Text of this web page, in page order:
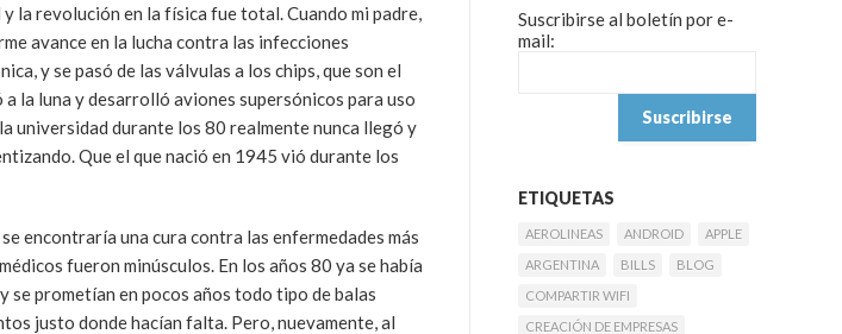
la revolución en la física fue total. Cuando mi padre,
avance en la lucha contra las infecciones
y se pasó de las válvulas a los chips, que son el
la luna y desarrolló aviones supersónicos para uso
universidad durante los 80 realmente nunca llegó y
Que el que nació en 1945 vió durante los
encontraría una cura contra las enfermedades más
fueron minúsculos. En los años 80 ya se había
prometían en pocos años todo tipo de balas
justo donde hacían falta. Pero, nuevamente, al
Suscribirse al boletín por e-
mail:
ETIQUETAS
AEROLINEAS ANDROID
APPLE
ARGENTINA
BILLS
BLOG
COMPARTIR WIFI
CREACIÓN DE EMPRESAS